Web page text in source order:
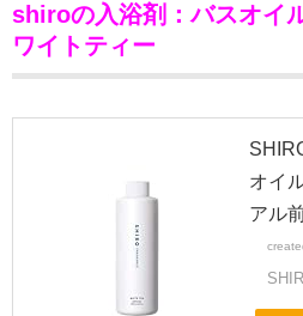
shiroの入浴剤：バスオイ
ワイトティー
オイ
アル